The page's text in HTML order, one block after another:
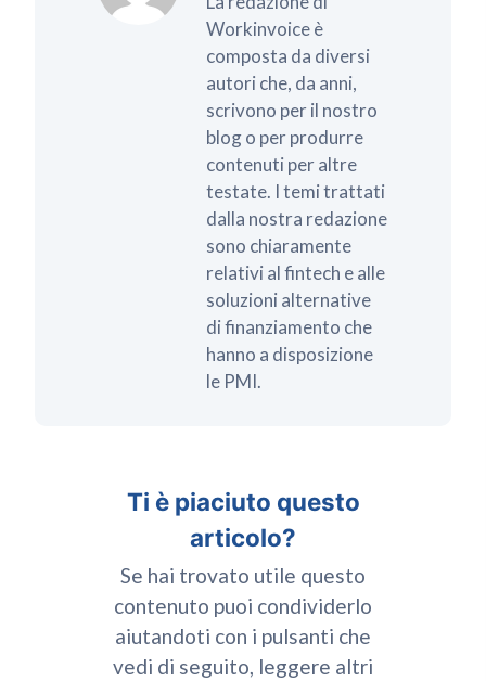
Workinvoice è
composta da diversi
autori che, da anni,
scrivono per il nostro
blog o per produrre
contenuti per altre
testate. I temi trattati
dalla nostra redazione
sono chiaramente
relativi al fintech e alle
soluzioni alternative
di finanziamento che
hanno a disposizione
le PMI.
Ti è piaciuto questo
articolo?
Se hai trovato utile questo
contenuto puoi condividerlo
aiutandoti con i pulsanti che
vedi di seguito, leggere altri